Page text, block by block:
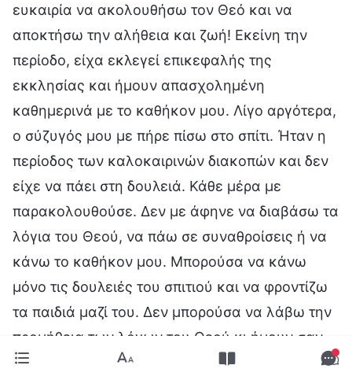
ευκαιρία να ακολουθήσω τον Θεό και να
αποκτήσω την αλήθεια και ζωή! Εκείνη την
περίοδο, είχα εκλεγεί επικεφαλής της
εκκλησίας και ήμουν απασχολημένη
καθημερινά με το καθήκον μου. Λίγο αργότερα,
ο σύζυγός μου με πήρε πίσω στο σπίτι. Ήταν η
περίοδος των καλοκαιρινών διακοπών και δεν
είχε να πάει στη δουλειά. Κάθε μέρα με
παρακολουθούσε. Δεν με άφηνε να διαβάσω τα
λόγια του Θεού, να πάω σε συναθροίσεις ή να
κάνω το καθήκον μου. Μπορούσα να κάνω
μόνο τις δουλειές του σπιτιού και να φροντίζω
τα παιδιά μαζί του. Δεν μπορούσα να λάβω την
προμήθεια των λόγων του Θεού κι ήμουν σαν
ψάρι έξω από το νερό. Η καρδιά μου σπάραζε